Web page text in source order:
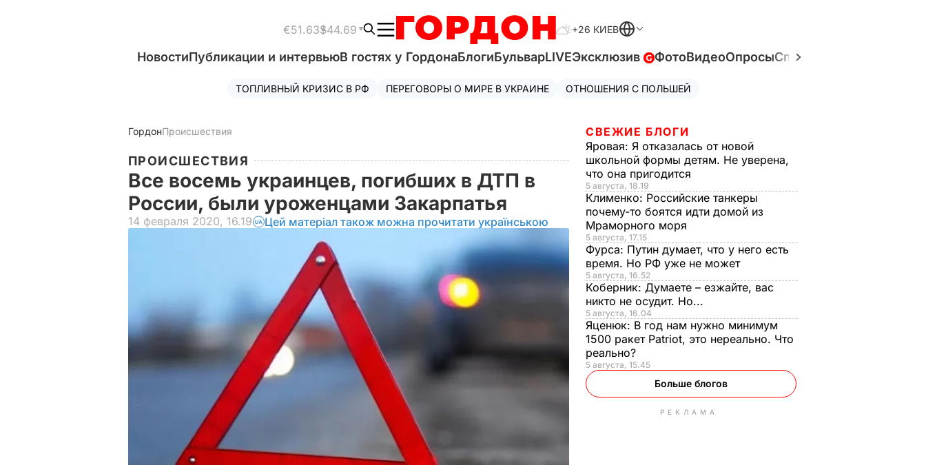
€51.63$44.69 +26 КИЕВ
НовостиПубликации и интервьюВ гостях у ГордонаБлогиБульварLIVEЭксклюзив ФотоВидеоОпросыСпецпроекты
ТОПЛИВНЫЙ КРИЗИС В РФ ПЕРЕГОВОРЫ О МИРЕ В УКРАИНЕ ОТНОШЕНИЯ С ПОЛЬШЕЙ
ГордонПроисшествия
ПРОИСШЕСТВИЯ
Все восемь украинцев, погибших в ДТП в
России, были уроженцами Закарпатья
14 февраля 2020, 16.19 Цей матеріал також можна прочитати українською
СВЕЖИЕ БЛОГИ
Яровая: Я отказалась от новой
школьной формы детям. Не уверена,
что она пригодится
5 августа, 18.19
Клименко: Российские танкеры
почему-то боятся идти домой из
Мраморного моря
5 августа, 17.15
Фурса: Путин думает, что у него есть
время. Но РФ уже не может
5 августа, 16.52
Коберник: Думаете – езжайте, вас
никто не осудит. Но...
5 августа, 16.04
Яценюк: В год нам нужно минимум
1500 ракет Patriot, это нереально. Что
реально?
5 августа, 15.45
Больше блогов
РЕКЛАМА